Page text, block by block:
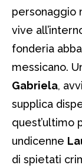
personaggio
vive
fonderia
messicano.
Gabriela,
supplica
quest’ultimo
undicenne
di spietati